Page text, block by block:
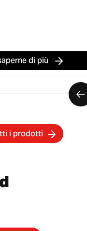
di più
i prodotti